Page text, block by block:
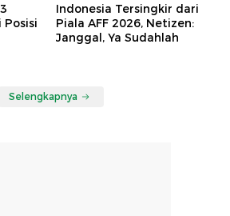
Posisi
Indonesia Tersingkir dari
Piala AFF 2026, Netizen:
Janggal, Ya Sudahlah
Selengkapnya